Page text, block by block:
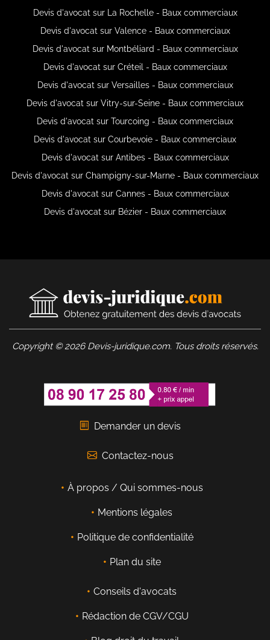
Devis d'avocat sur La Rochelle - Baux commerciaux
Devis d'avocat sur Valence - Baux commerciaux
Devis d'avocat sur Montbéliard - Baux commerciaux
Devis d'avocat sur Créteil - Baux commerciaux
Devis d'avocat sur Versailles - Baux commerciaux
Devis d'avocat sur Vitry-sur-Seine - Baux commerciaux
Devis d'avocat sur Tourcoing - Baux commerciaux
Devis d'avocat sur Courbevoie - Baux commerciaux
Devis d'avocat sur Antibes - Baux commerciaux
Devis d'avocat sur Champigny-sur-Marne - Baux commerciaux
Devis d'avocat sur Cannes - Baux commerciaux
Devis d'avocat sur Bézier - Baux commerciaux
Copyright © 2026 Devis-juridique.com. Tous droits réservés.
Demander un devis
Contactez-nous
À propos / Qui sommes-nous
Mentions légales
Politique de confidentialité
Plan du site
Conseils d'avocats
Rédaction de CGV/CGU